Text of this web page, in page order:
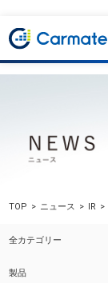
TOP ニュース IR
全カテゴリー
製品